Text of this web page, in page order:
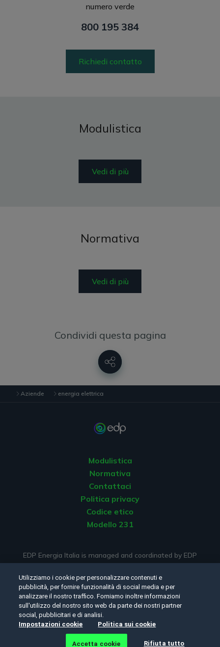
numero verde
800 195 384
Richiedi contatto
Modulistica
Vedi di più
Normativa
Vedi di più
Condividi questa pagina
Aziende energia elettrica
Modulistica
Normativa
Contattaci
Politica privacy
Codice etico
Modello 231
EDP Energia Italia is managed and coordinated by EDP
ENERGIAS DE PORTUGAL S.A.
Seguici:
©Copyright 2026 - EDP Energia Italia SRL. Tutti i diritti
Utilizziamo i cookie per personalizzare contenuti e
pubblicità, per fornire funzionalità di social media e per
analizzare il nostro traffico. Forniamo inoltre informazioni
sull'utilizzo del nostro sito web da parte dei nostri partner
social, pubblicitari e di analisi.
Impostazioni cookie
Politica sui cookie
Rifiuta tutto
Accetta cookie